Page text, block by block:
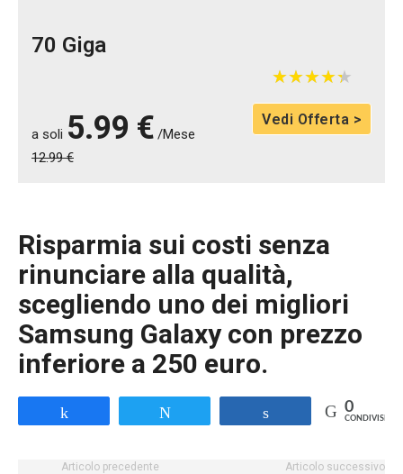
70 Giga
★★★★★
★★★★★
a soli 5.99 € /Mese
12.99 €
Vedi Offerta >
Risparmia sui costi senza
rinunciare alla qualità,
scegliendo uno dei migliori
Samsung Galaxy con prezzo
inferiore a 250 euro.
0
CONDIVISIONI
Articolo precedente Articolo successivo